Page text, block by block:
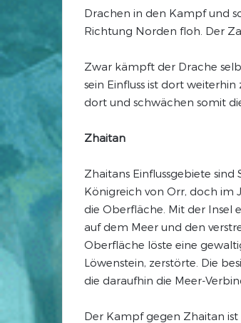
Drachen in den Kampf und
Richtung Norden floh. Der
Zwar kämpft der Drache
sein Einfluss ist dort
dort und schwächen somit
Zhaitan
Zhaitans Einflussgebiete
Königreich von Orr, doch im
die Oberfläche. Mit der Insel
auf dem Meer und den
Oberfläche löste eine
Löwenstein, zerstörte. Die
die daraufhin die Meer-
Der Kampf gegen Zhaitan